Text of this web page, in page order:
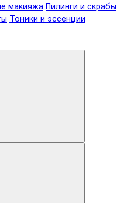
макияжа Пилинги и скрабы
Тоники и эссенции